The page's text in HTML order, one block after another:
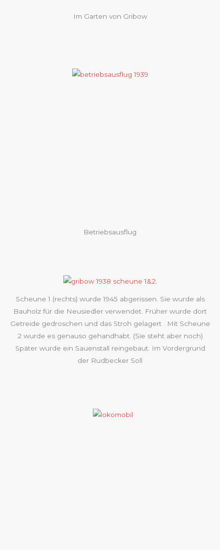
Im Garten von Gribow
Betriebsausflug
Scheune 1 (rechts) wurde 1945 abgerissen. Sie wurde als
Bauholz für die Neusiedler verwendet. Früher wurde dort
Getreide gedroschen und das Stroh gelagert . Mit Scheune
2 wurde es genauso gehandhabt. (Sie steht aber noch)
Später wurde ein Sauenstall reingebaut. Im Vordergrund
der Rudbecker Soll